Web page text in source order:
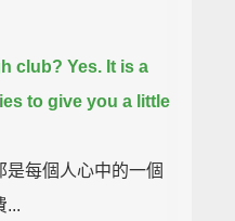
club? Yes. It is a
to give you a little
是每個人心中的一個
...